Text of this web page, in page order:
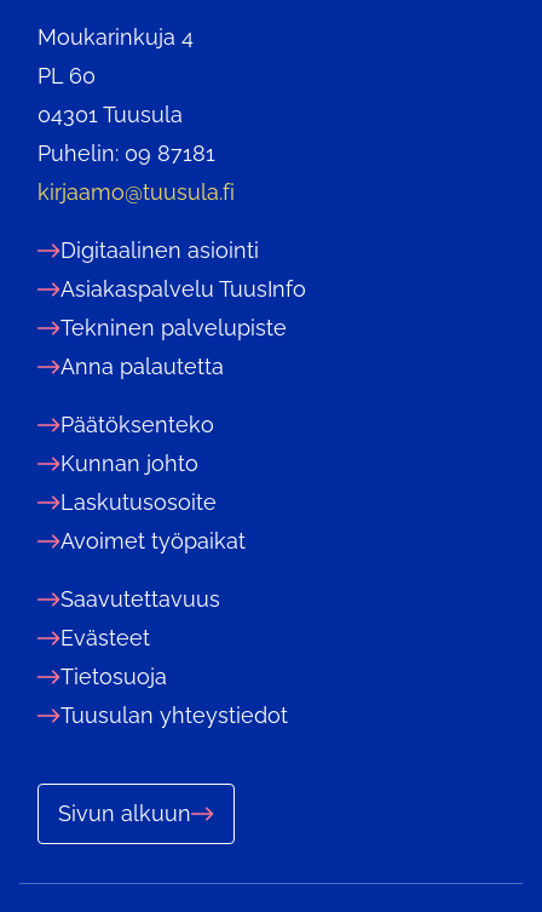
Moukarinkuja 4
PL 60
04301 Tuusula
Puhelin: 09 87181
kirjaamo@tuusula.fi
Digitaalinen asiointi
Asiakaspalvelu TuusInfo
Tekninen palvelupiste
Anna palautetta
Päätöksenteko
Kunnan johto
Laskutusosoite
Avoimet työpaikat
Saavutettavuus
Evästeet
Tietosuoja
Tuusulan yhteystiedot
Sivun alkuun